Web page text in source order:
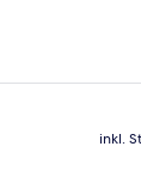
inkl.